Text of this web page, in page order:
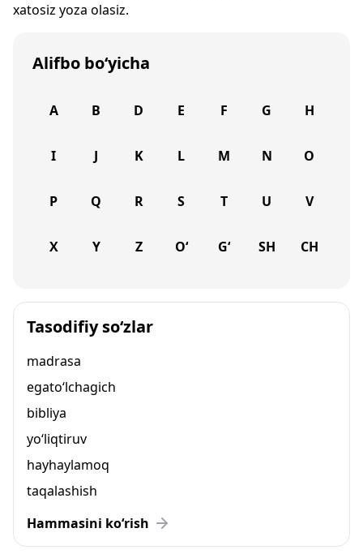
xatosiz yoza olasiz.
Alifbo bo‘yicha
A B D E F G H
I J K L M N O
P Q R S T U V
X Y Z O‘ G‘ SH CH
Tasodifiy so‘zlar
madrasa
egato‘lchagich
bibliya
yo‘liqtiruv
hayhaylamoq
taqalashish
Hammasini ko‘rish